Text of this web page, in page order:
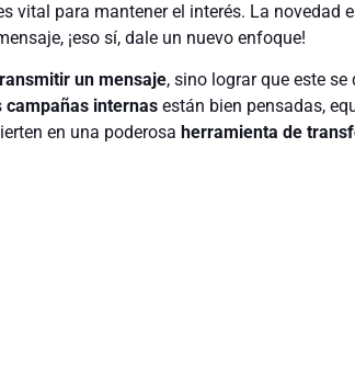
vital para mantener el interés. La novedad
¡eso sí, dale un nuevo enfoque!
un mensaje, sino lograr que este se
campañas internasestán bien pensadas,
en una poderosa herramienta de